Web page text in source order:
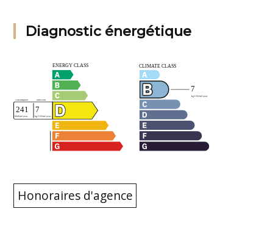
Diagnostic énergétique
Honoraires d'agence